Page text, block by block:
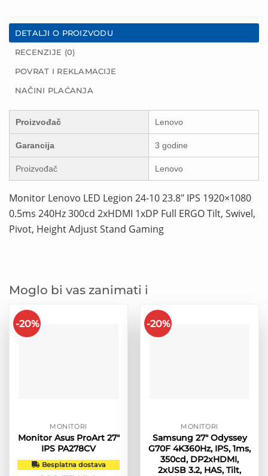
DETALJI O PROIZVODU
RECENZIJE (0)
POVRAT I REKLAMACIJE
NAČINI PLAĆANJA
Proizvođač Lenovo
Garancija 3 godine
Proizvođač Lenovo
Monitor Lenovo LED Legion 24-10 23.8″ IPS 1920×1080
0.5ms 240Hz 300cd 2xHDMI 1xDP Full ERGO Tilt, Swivel,
Pivot, Height Adjust Stand Gaming
Moglo bi vas zanimati i
-20%
MONITORI
Monitor Asus ProArt 27″
IPS PA278CV
Besplatna dostava
-20%
MONITORI
Samsung 27″ Odyssey
G70F 4K360Hz, IPS, 1ms,
350cd, DP2xHDMI,
2xUSB 3.2, HAS, Tilt,